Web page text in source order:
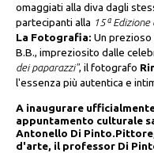
omaggiati alla diva dagli
partecipanti alla 15ª
La Fotografia: Un
B.B., impreziosito dalle
dei paparazzi", il fotografo
l'essenza più autentica e
A inaugurare
appuntamento culturale
Antonello Di
d'arte, il professor Di